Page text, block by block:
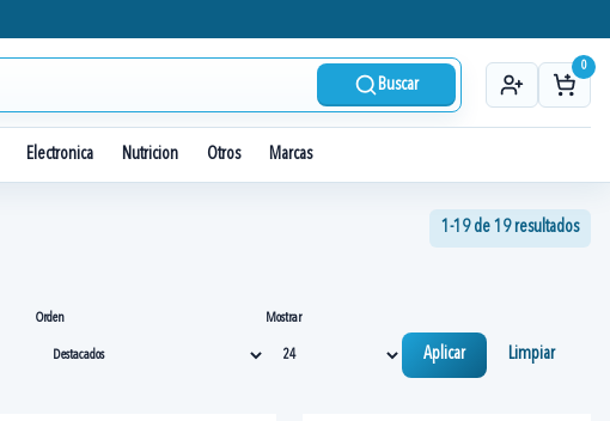
Buscar
0
Electronica Nutricion Otros Marcas
1-19 de 19 resultados
Orden Mostrar
Aplicar Limpiar